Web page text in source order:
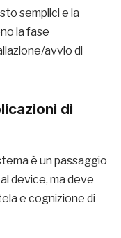
semplici e la
la fase
avvio di
di
è un passaggio
device, ma deve
e cognizione di